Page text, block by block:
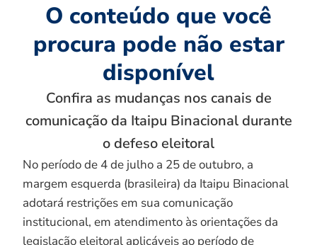
O conteúdo que você
procura pode não estar
disponível
Confira as mudanças nos canais de
comunicação da Itaipu Binacional durante
o defeso eleitoral
No período de 4 de julho a 25 de outubro, a
margem esquerda (brasileira) da Itaipu Binacional
adotará restrições em sua comunicação
institucional, em atendimento às orientações da
legislação eleitoral aplicáveis ao período de